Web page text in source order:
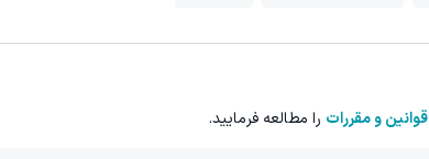
قوانین و مقررات را مطالعه فرمایید.